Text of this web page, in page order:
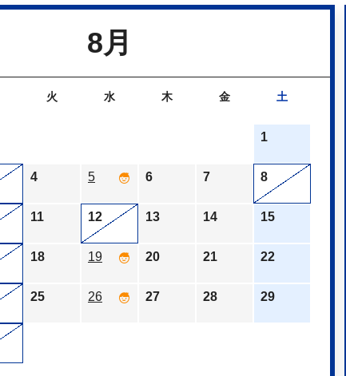
8月
火 水 木 金 土
1
4 5 6 7 8
11 12 13 14 15
18 19 20 21 22
25 26 27 28 29